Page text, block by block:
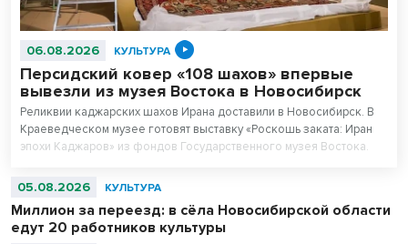
06.08.2026 КУЛЬТУРА
Персидский ковер «108 шахов» впервые
вывезли из музея Востока в Новосибирск
Реликвии каджарских шахов Ирана доставили в Новосибирск. В
Краеведческом музее готовят выставку «Роскошь заката: Иран
эпохи Каджаров» из фондов Государственного музея Востока.
сотканный для последнего шаха династии – 11-летнего Султан
05.08.2026 КУЛЬТУРА
Миллион за переезд: в сёла Новосибирской области
едут 20 работников культуры